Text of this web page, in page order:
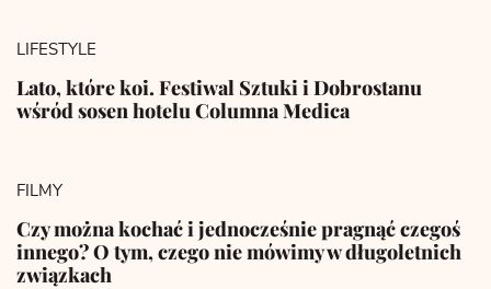
LIFESTYLE
Lato, które koi. Festiwal Sztuki i Dobrostanu
wśród sosen hotelu Columna Medica
FILMY
Czy można kochać i jednocześnie pragnąć czegoś
innego? O tym, czego nie mówimy w długoletnich
związkach